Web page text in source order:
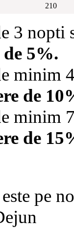
210
3 nopti
de 5%.
minim
de
minim
de
pe